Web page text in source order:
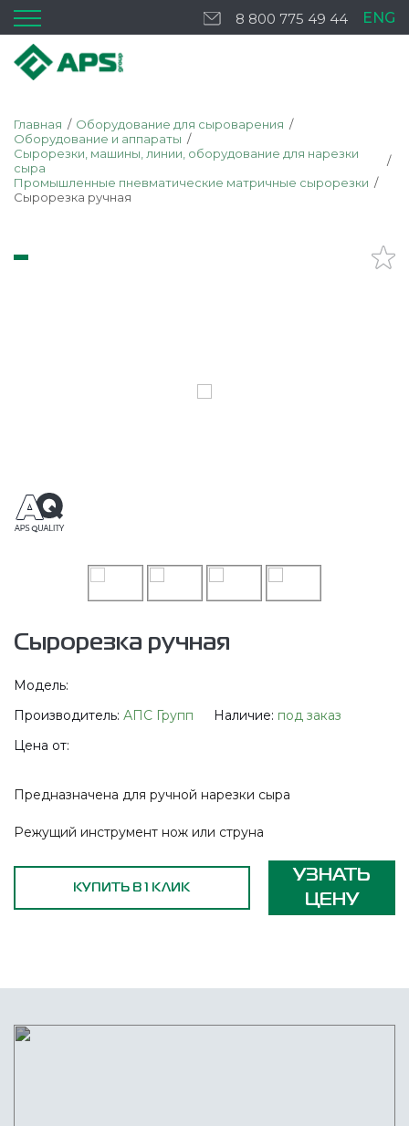
8 800 775 49 44 ENG
Главная
Оборудование для сыроварения
Оборудование и аппараты
Сырорезки, машины, линии, оборудование для нарезки
сыра
Промышленные пневматические матричные сырорезки
Сырорезка ручная
Сырорезка ручная
Модель:
Производитель: АПС Групп Наличие: под заказ
Цена от:
Предназначена для ручной нарезки сыра
Режущий инструмент нож или струна
КУПИТЬ В 1 КЛИК
УЗНАТЬ
ЦЕНУ